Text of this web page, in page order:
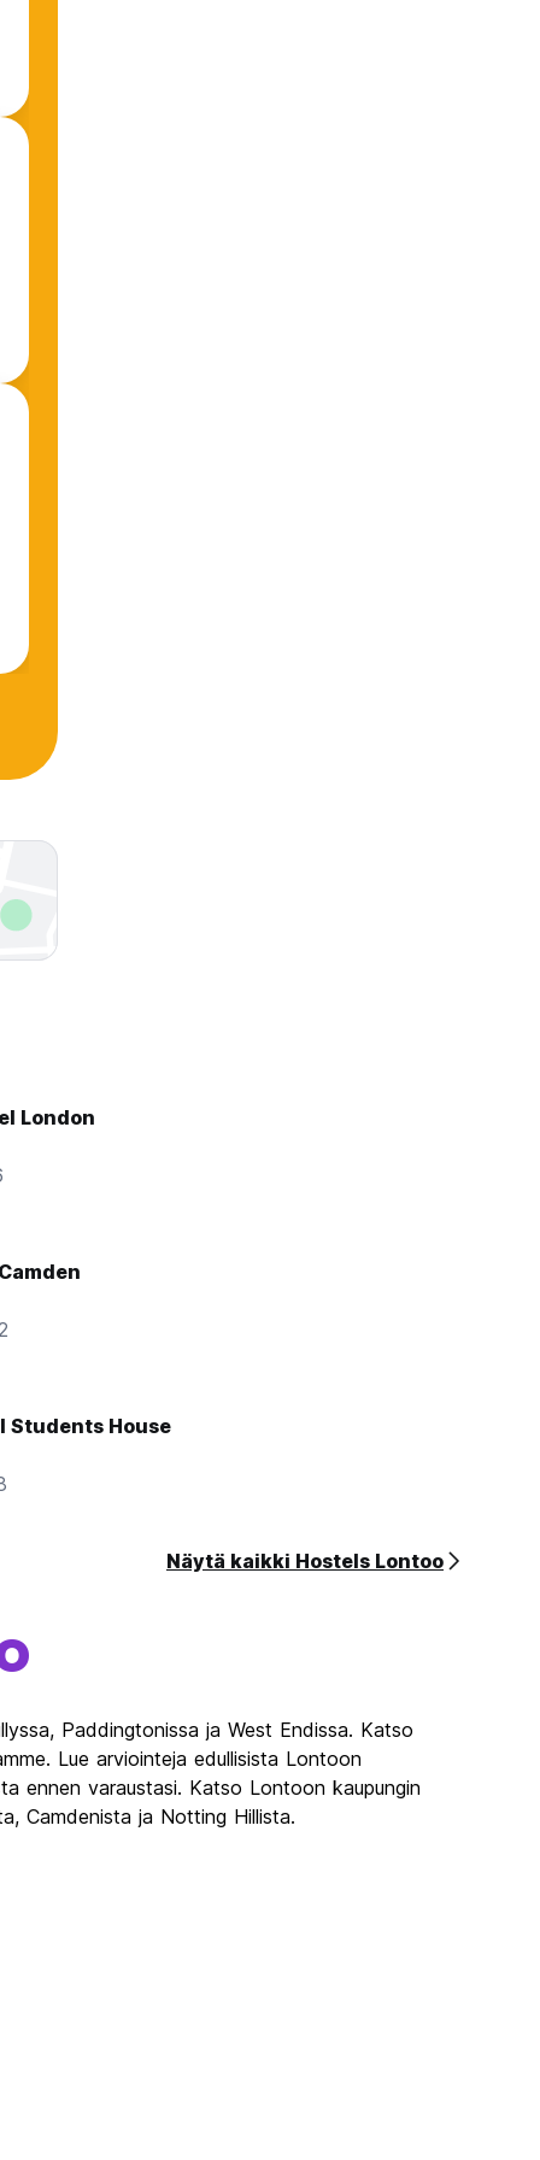
London
International Students House
Näytä kaikki Hostels Lontoo
Paddingtonissa ja West Endissa. Katso
Lue arviointeja edullisista Lontoon
ennen varaustasi. Katso Lontoon kaupungin
Camdenista ja Notting Hillista.